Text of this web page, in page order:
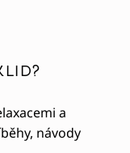
a
návody